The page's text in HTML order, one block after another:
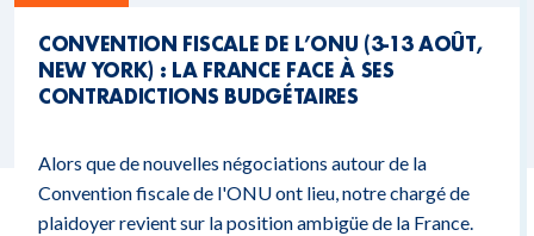
CONVENTION FISCALE DE L’ONU (3-13 AOÛT,
NEW YORK) : LA FRANCE FACE À SES
CONTRADICTIONS BUDGÉTAIRES
Alors que de nouvelles négociations autour de la
Convention fiscale de l'ONU ont lieu, notre chargé de
plaidoyer revient sur la position ambigüe de la France.